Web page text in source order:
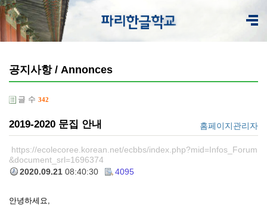
공지사항 / Annonces
글 수 342
2019-2020 문집 안내 홈페이지관리자
https://ecolecoree.korean.net/ecbbs/index.php?mid=Infos_Forum
&document_srl=1696374
2020.09.21 08:40:30 4095
안녕하세요,